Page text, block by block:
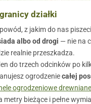
działki
z jakim do nas
albo od drogi — nie na
realnie przeszkadza.
do trzech odcinków po
ogrodzeniecałej
ogrodzeniowe drewniane
metry bieżące i pełne